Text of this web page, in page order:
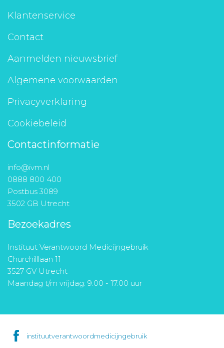
Klantenservice
Contact
Aanmelden nieuwsbrief
Algemene voorwaarden
Privacyverklaring
Cookiebeleid
Contactinformatie
info@ivm.nl
0888 800 400
Postbus 3089
3502 GB Utrecht
Bezoekadres
Instituut Verantwoord Medicijngebruik
Churchilllaan 11
3527 GV Utrecht
Maandag t/m vrijdag: 9.00 - 17.00 uur
instituutverantwoordmedicijngebruik